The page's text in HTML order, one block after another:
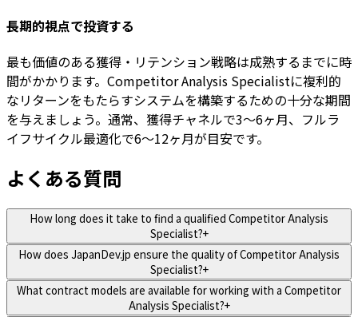
長期的視点で投資する
最も価値のある獲得・リテンション戦略は成熟するまでに時
間がかかります。Competitor Analysis Specialistに複利的
なリターンをもたらすシステムを構築するための十分な期間
を与えましょう。通常、獲得チャネルで3〜6ヶ月、フルラ
イフサイクル最適化で6〜12ヶ月が目安です。
よくある質問
How long does it take to find a qualified Competitor Analysis
Specialist?+
How does JapanDev.jp ensure the quality of Competitor Analysis
Specialist?+
What contract models are available for working with a Competitor
Analysis Specialist?+